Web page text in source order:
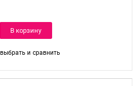
В корзину
выбрать и сравнить